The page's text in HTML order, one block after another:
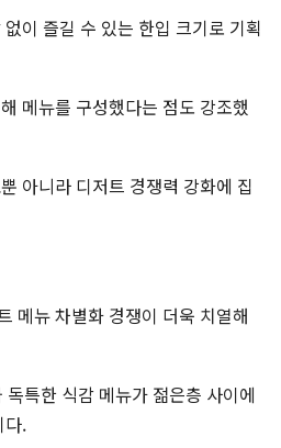
이 즐길 수 있는 한입 크기로 기획
메뉴를 구성했다는 점도 강조했
아니라 디저트 경쟁력 강화에 집
메뉴 차별화 경쟁이 더욱 치열해
특한 식감 메뉴가 젊은층 사이에
다.